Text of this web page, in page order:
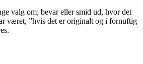
valg om; bevar eller smid ud, hvor det
været, ”hvis det er originalt og i fornuftig